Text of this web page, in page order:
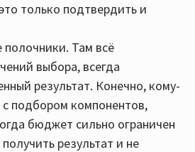
только подтвердить и
Там всё
выбора, всегда
результат. Конечно, кому-
с подбором компонентов,
бюджет сильно ограничен
результат и не